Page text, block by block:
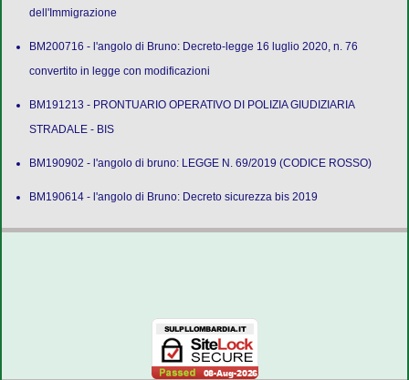
dell'Immigrazione
BM200716 - l'angolo di Bruno: Decreto-legge 16 luglio 2020, n. 76
convertito in legge con modificazioni
BM191213 - PRONTUARIO OPERATIVO DI POLIZIA GIUDIZIARIA
STRADALE - BIS
BM190902 - l'angolo di bruno: LEGGE N. 69/2019 (CODICE ROSSO)
BM190614 - l'angolo di Bruno: Decreto sicurezza bis 2019